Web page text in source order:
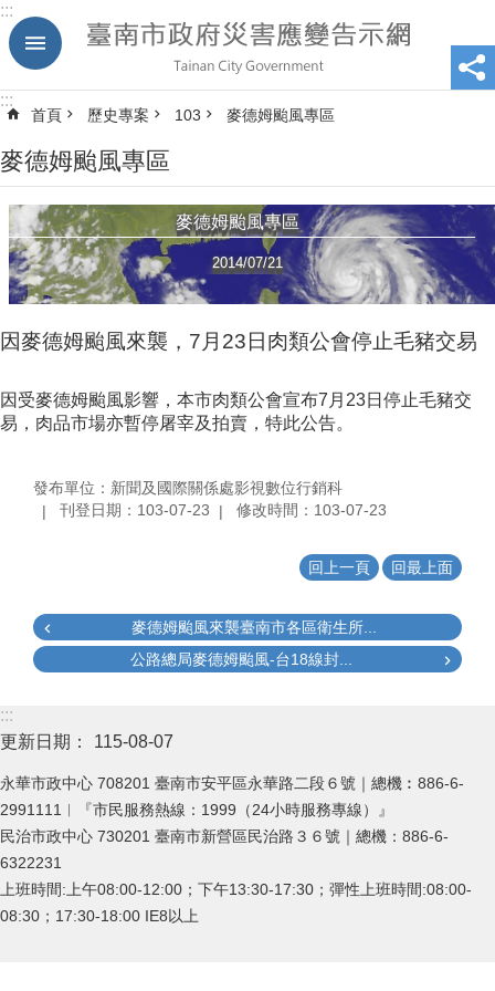
跳到主要內容區塊
:::
:::
首頁 歷史專案 103 麥德姆颱風專區
麥德姆颱風專區
麥德姆颱風專區
2014/07/21
因麥德姆颱風來襲，7月23日肉類公會停止毛豬交易
因受麥德姆颱風影響，本市肉類公會宣布7月23日停止毛豬交
易，肉品市場亦暫停屠宰及拍賣，特此公告。
發布單位：新聞及國際關係處影視數位行銷科
刊登日期：103-07-23
修改時間：103-07-23
回上一頁 回最上面
麥德姆颱風來襲臺南市各區衛生所...
公路總局麥德姆颱風-台18線封...
:::
更新日期：
115-08-07
永華市政中心 708201 臺南市安平區永華路二段６號｜總機︰886-6-
2991111︱『市民服務熱線：1999（24小時服務專線）』
民治市政中心 730201 臺南市新營區民治路３６號｜總機：886-6-
6322231
上班時間:上午08:00-12:00；下午13:30-17:30；彈性上班時間:08:00-
08:30；17:30-18:00 IE8以上